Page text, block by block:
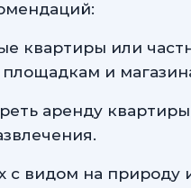
квартиры или
площадкам и
аренду
с видом на природу